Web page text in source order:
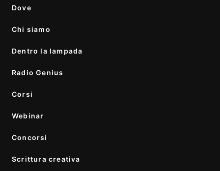
Dove
Chi siamo
Dentro la lampada
Radio Genius
Corsi
Webinar
Concorsi
Scrittura creativa